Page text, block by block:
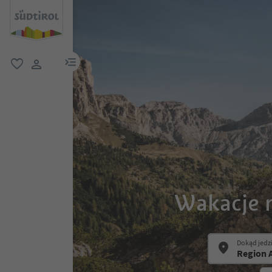
link użytkownika
link menu
Wakacje
Dokąd